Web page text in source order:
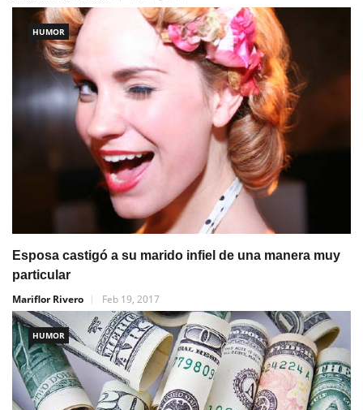
HUMOR
Esposa castigó a su marido infiel de una manera muy
particular
Mariflor Rivero
Feb 19, 2017
HUMOR